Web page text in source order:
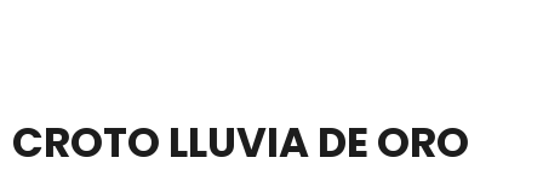
CROTO LLUVIA DE ORO